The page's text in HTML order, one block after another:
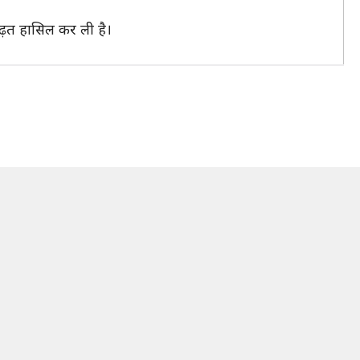
हासिल कर ली है।